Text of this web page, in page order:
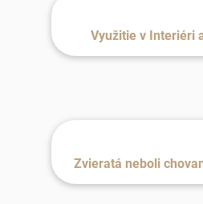
Využitie v Interiéri
Zvieratá neboli